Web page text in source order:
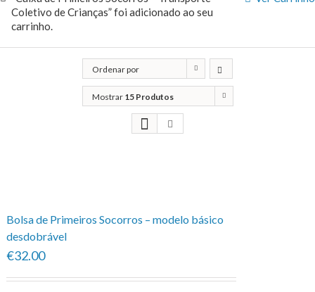
Coletivo de Crianças” foi adicionado ao seu
carrinho.
Ordenar por
Popularidade
Mostrar 15 Produtos
Bolsa de Primeiros Socorros – modelo básico
desdobrável
€32.00